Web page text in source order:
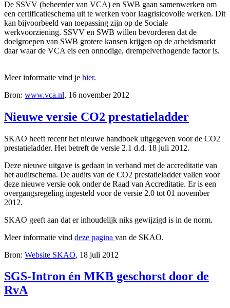
De SSVV (beheerder van VCA) en SWB gaan samenwerken om
een certificatieschema uit te werken voor laagrisicovolle werken. Dit
kan bijvoorbeeld van toepassing zijn op de Sociale
werkvoorziening. SSVV en SWB willen bevorderen dat de
doelgroepen van SWB grotere kansen krijgen op de arbeidsmarkt
daar waar de VCA eis een onnodige, drempelverhogende factor is.
Meer informatie vind je hier.
Bron: www.vca.nl, 16 november 2012
Nieuwe versie CO2 prestatieladder
SKAO heeft recent het nieuwe handboek uitgegeven voor de CO2
prestatieladder. Het betreft de versie 2.1 d.d. 18 juli 2012.
Deze nieuwe uitgave is gedaan in verband met de accreditatie van
het auditschema. De audits van de CO2 prestatieladder vallen voor
deze nieuwe versie ook onder de Raad van Accreditatie. Er is een
overgangsregeling ingesteld voor de versie 2.0 tot 01 november
2012.
SKAO geeft aan dat er inhoudelijk niks gewijzigd is in de norm.
Meer informatie vind deze pagina van de SKAO.
Bron: Website SKAO, 18 juli 2012
SGS-Intron én MKB geschorst door de
RvA